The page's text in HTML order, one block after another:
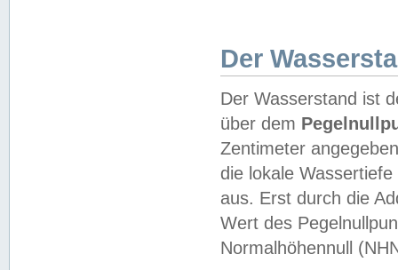
Der
Der Wasserstand ist
über dem
Zentimeter
die lokale
aus. Erst durch die
Wert des
Normalhöhennull